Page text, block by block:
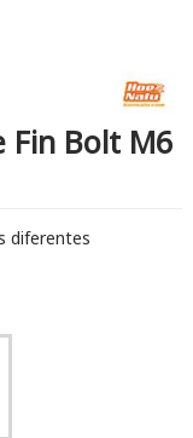
Fin Bolt M6
diferentes